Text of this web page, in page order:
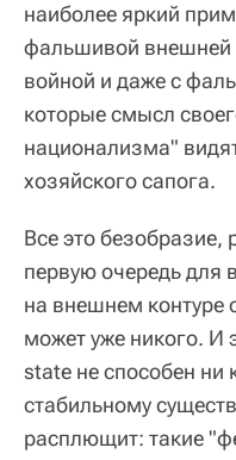
наиболее яркий
фальшивой внешней
войной и даже с
которые смысл
национализма"
хозяйского сапога.
Все это безобразие,
первую очередь для
на внешнем контуре
может уже никого. И
state не способен ни
стабильному
расплющит: такие